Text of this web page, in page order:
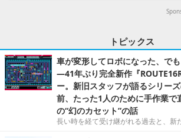
トピックス
車が変形してロボになった、で
―41年ぶり完全新作『
ー。新旧スタッフが語るシリー
前、たった1人のために手作業で
の“幻のカセット”の話
長い時を経て受け継がれる過去と、新